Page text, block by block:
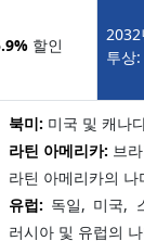
할인
2032
투상:
북미: 미국 및 캐나
라틴 아메리카: 브
라틴 아메리카의 나
유럽: 독일, 미국,
러시아 및 유럽의